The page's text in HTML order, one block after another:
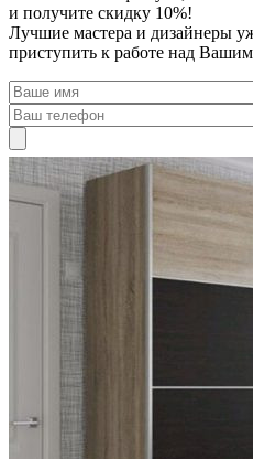
и получите скидку 10%!
Лучшие мастера и дизайнеры
приступить к работе над